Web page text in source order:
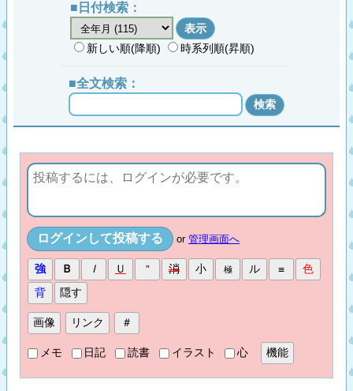
■日付検索：
新しい順(降順) 時系列順(昇順)
■全文検索：
or 管理画面へ
メモ 日記 読書 イラスト 心